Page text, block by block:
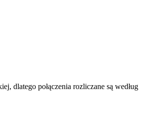
dlatego połączenia rozliczane są według